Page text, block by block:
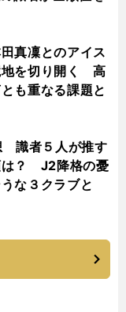
真凜とのアイス
地を切り開く 高
も重なる課題と
識者５人が推す
は？ J2降格の憂
な３クラブと